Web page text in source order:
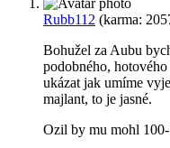
Rubb112 (karma:
Bohužel za Aubu
podobného,
ukázat jak umíme
majlant, to je jasné.
Ozil by mu mohl